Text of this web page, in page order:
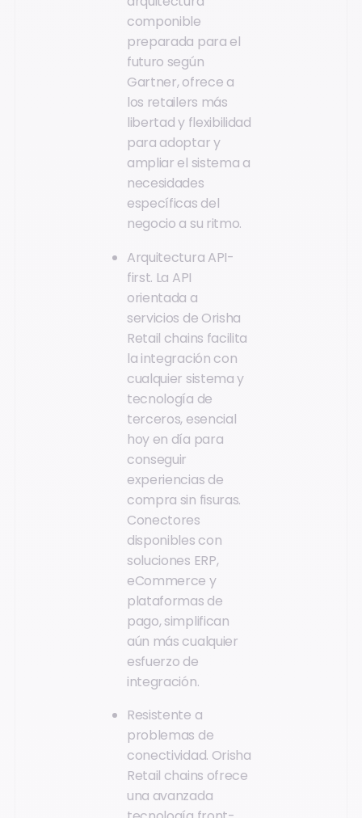
componible
preparada para el
futuro según
Gartner, ofrece a
los retailers más
libertad y flexibilidad
para adoptar y
ampliar el sistema a
necesidades
específicas del
negocio a su ritmo.
Arquitectura API-
first. La API
orientada a
servicios de Orisha
Retail chains facilita
la integración con
cualquier sistema y
tecnología de
terceros, esencial
hoy en día para
conseguir
experiencias de
compra sin fisuras.
Conectores
disponibles con
soluciones ERP,
eCommerce y
plataformas de
pago, simplifican
aún más cualquier
esfuerzo de
integración.
Resistente a
problemas de
conectividad. Orisha
Retail chains ofrece
una avanzada